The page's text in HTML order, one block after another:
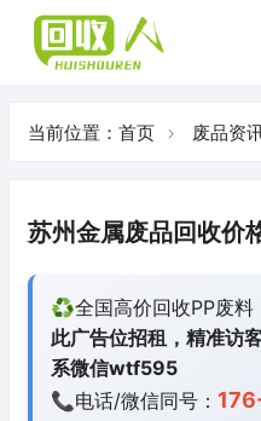
当前位置： 首页 废品资
苏州金属废品回收价
♻️全国高价回收PP废料
此广告位招租，精准访
系微信wtf595
📞电话/微信同号：